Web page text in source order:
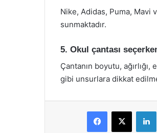
Nike, Adidas, Puma, Mavi
sunmaktadır.
5. Okul çantası
Çantanın boyutu,
gibi unsurlara dikkat
Facebook
X